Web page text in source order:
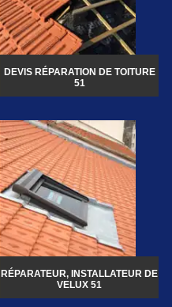
DEVIS RÉPARATION DE TOITURE
51
RÉPARATEUR, INSTALLATEUR DE
VELUX 51